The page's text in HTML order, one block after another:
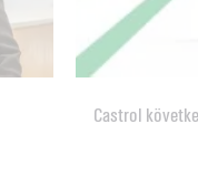
Castrol